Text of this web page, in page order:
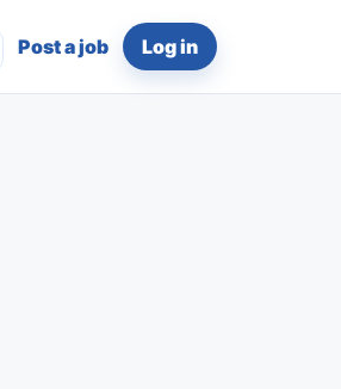
Post a job Log in